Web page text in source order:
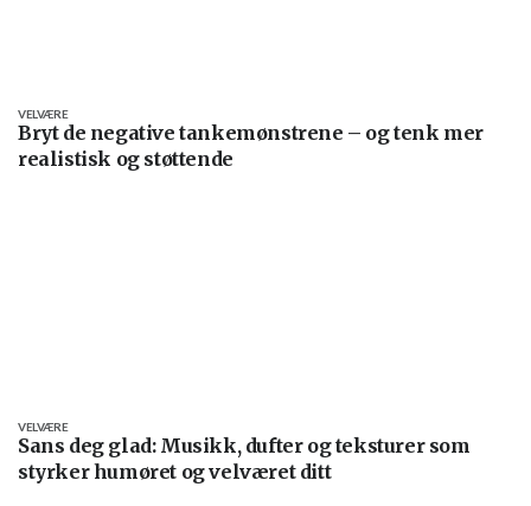
Bryt de negative tankemønstrene – og tenk mer
realistisk og støttende
VELVÆRE
Sans deg glad: Musikk, dufter og teksturer som
styrker humøret og velværet ditt
VELVÆRE